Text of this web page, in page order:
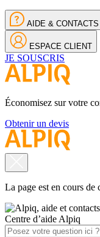
AIDE & CONTACTS
ESPACE CLIENT
JE SOUSCRIS
Économisez sur votre
Obtenir un devis
La page est en cours de
Centre d’aide Alpiq